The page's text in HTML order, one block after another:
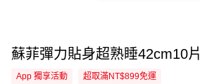
蘇菲彈力貼身超熟睡42cm10片
App 獨享活動 超取滿NT$899免運